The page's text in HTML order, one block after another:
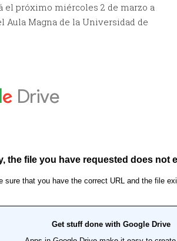
el próximo miércoles 2 de marzo a
Aula Magna de la Universidad de